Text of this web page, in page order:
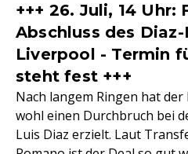
+++ 26. Juli, 14 Uhr:
Abschluss des
Liverpool - Termin
steht fest +++
Nach langem Ringen hat der
wohl einen Durchbruch bei
Luis Diaz erzielt. Laut